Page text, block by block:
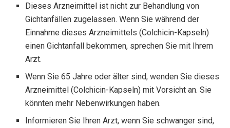
Dieses Arzneimittel ist nicht zur Behandlung von
Gichtanfällen zugelassen. Wenn Sie während der
Einnahme dieses Arzneimittels (Colchicin-Kapseln)
einen Gichtanfall bekommen, sprechen Sie mit Ihrem
Arzt.
Wenn Sie 65 Jahre oder älter sind, wenden Sie dieses
Arzneimittel (Colchicin-Kapseln) mit Vorsicht an. Sie
könnten mehr Nebenwirkungen haben.
Informieren Sie Ihren Arzt, wenn Sie schwanger sind,